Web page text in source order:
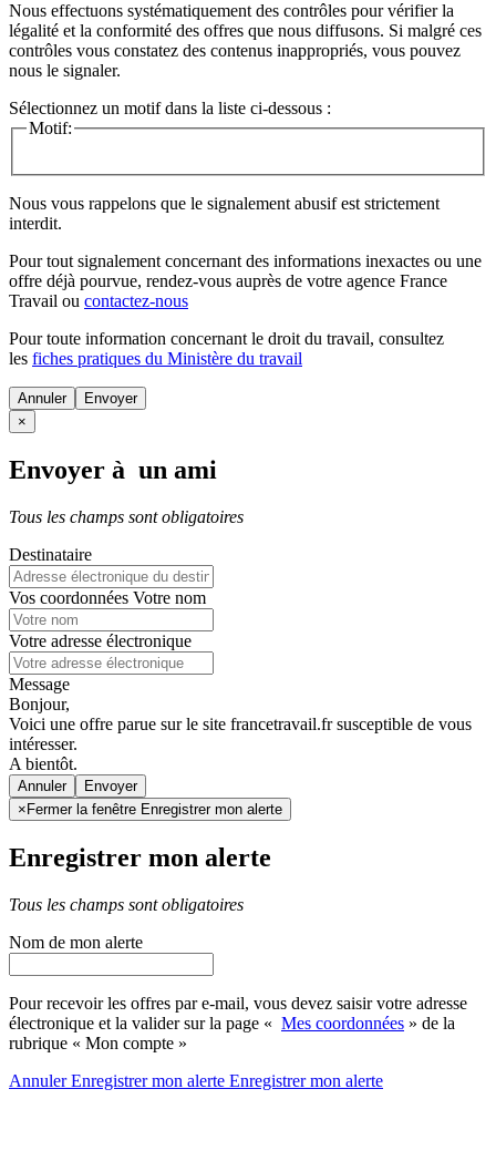
Nous effectuons systématiquement des contrôles pour vérifier la
légalité et la conformité des offres que nous diffusons. Si malgré ces
contrôles vous constatez des contenus inappropriés, vous pouvez
nous le signaler.
Sélectionnez un motif dans la liste ci-dessous :
Motif:
Nous vous rappelons que le signalement abusif est strictement
interdit.
Pour tout signalement concernant des informations inexactes ou une
offre déjà pourvue, rendez-vous auprès de votre agence France
Travail ou contactez-nous
Pour toute information concernant le droit du travail, consultez
les fiches pratiques du Ministère du travail
Annuler
×
Envoyer à un ami
Tous les champs sont obligatoires
Destinataire
Vos coordonnées Votre nom
Votre adresse électronique
Message
Bonjour,
Voici une offre parue sur le site francetravail.fr susceptible de vous
intéresser.
A bientôt.
Annuler
× Fermer la fenêtre Enregistrer mon alerte
Enregistrer mon alerte
Tous les champs sont obligatoires
Nom de mon alerte
Pour recevoir les offres par e-mail, vous devez saisir votre adresse
électronique et la valider sur la page « Mes coordonnées » de la
rubrique « Mon compte »
AnnulerEnregistrer mon alerte Enregistrermon alerte